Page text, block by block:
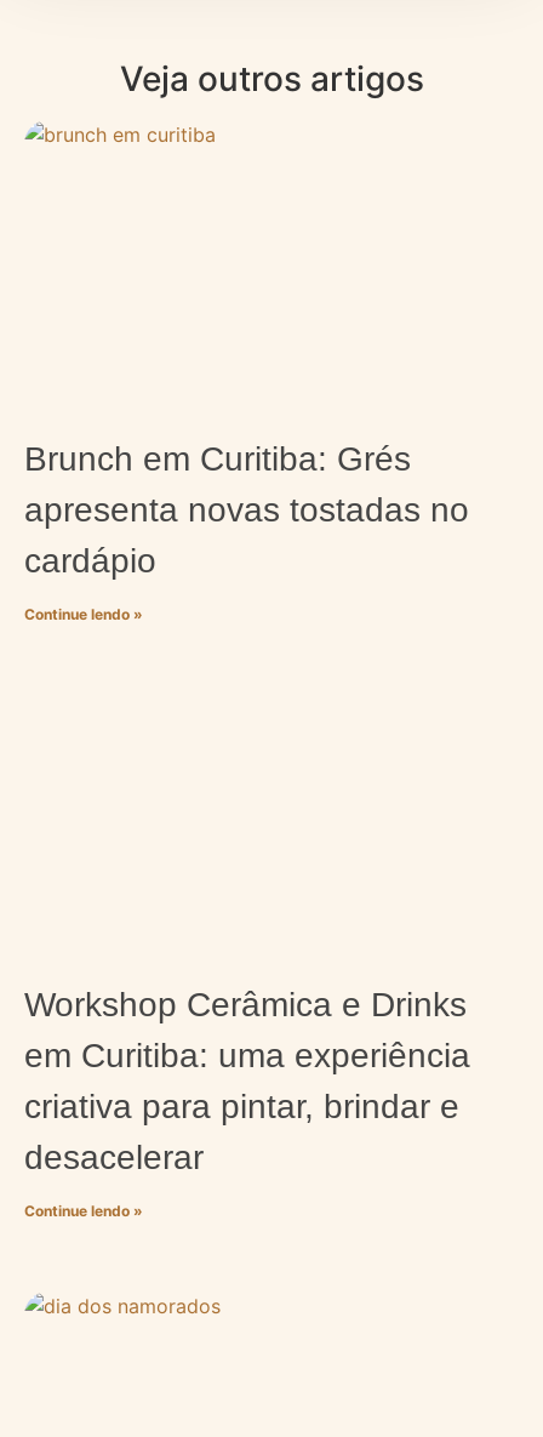
Veja outros artigos
Brunch em Curitiba: Grés
apresenta novas tostadas no
cardápio
Continue lendo »
Workshop Cerâmica e Drinks
em Curitiba: uma experiência
criativa para pintar, brindar e
desacelerar
Continue lendo »